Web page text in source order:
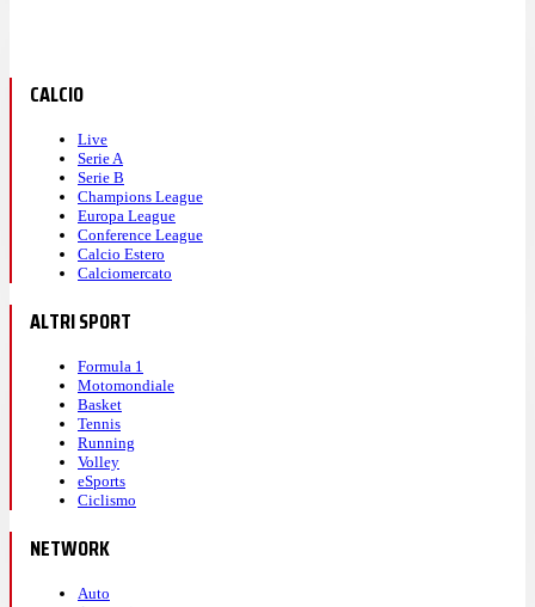
CALCIO
Live
Serie A
Serie B
Champions League
Europa League
Conference League
Calcio Estero
Calciomercato
ALTRI SPORT
Formula 1
Motomondiale
Basket
Tennis
Running
Volley
eSports
Ciclismo
NETWORK
Auto